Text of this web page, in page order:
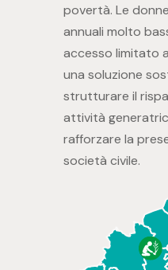
povertà. Le
annuali molto
accesso limitato
una soluzione
strutturare il
attività
rafforzare la
società civile.